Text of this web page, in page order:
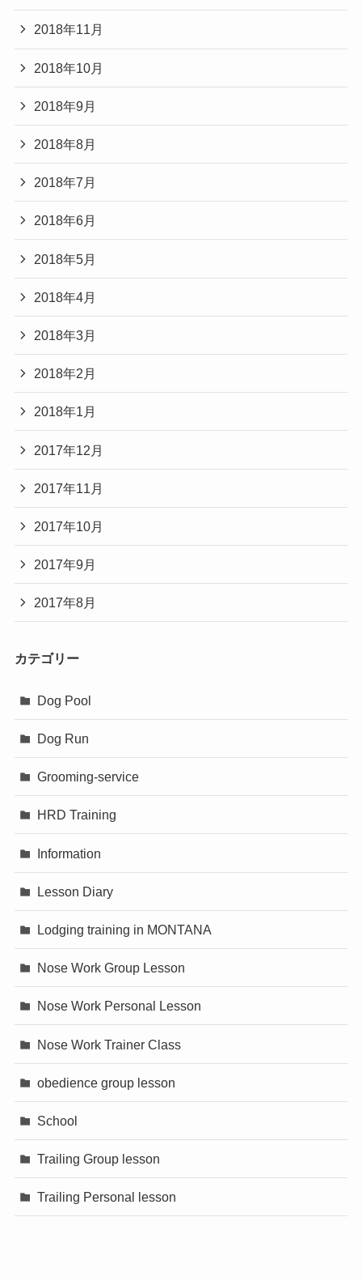
2018年11月
2018年10月
2018年9月
2018年8月
2018年7月
2018年6月
2018年5月
2018年4月
2018年3月
2018年2月
2018年1月
2017年12月
2017年11月
2017年10月
2017年9月
2017年8月
カテゴリー
Dog Pool
Dog Run
Grooming-service
HRD Training
Information
Lesson Diary
Lodging training in MONTANA
Nose Work Group Lesson
Nose Work Personal Lesson
Nose Work Trainer Class
obedience group lesson
School
Trailing Group lesson
Trailing Personal lesson